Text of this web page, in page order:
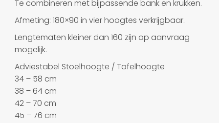
Te combineren met bijpassende bank en krukken.
Afmeting: 180×90 in vier hoogtes verkrijgbaar.
Lengtematen kleiner dan 160 zijn op aanvraag
mogelijk.
Adviestabel Stoelhoogte / Tafelhoogte
34 – 58 cm
38 – 64 cm
42 – 70 cm
45 – 76 cm